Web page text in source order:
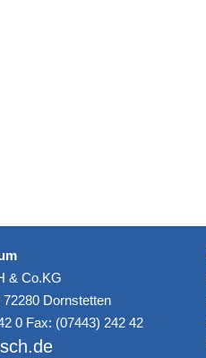
& Co.KG
Dornstetten
0 Fax: (07443) 242 42